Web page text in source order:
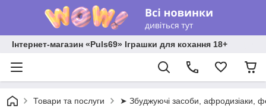
Інтернет-магазин «Puls69» Іграшки для кохання 18+
Товари та послуги ➤ Збуджуючі засоби, афродизіаки,